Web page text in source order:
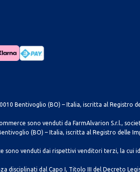
Bentivoglio (BO) – Italia, iscritta al Registro
sono venduti da FarmAlvarion S.r.l.,
(BO) – Italia, iscritta al Registro delle
venduti dai rispettivi venditori terzi, la cui
dal Capo I, Titolo III del Decreto